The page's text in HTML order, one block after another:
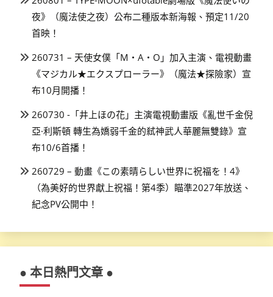
夜》（魔法使之夜）公布二種版本新海報、預定11/20
首映！
260731 – 天使女僕「M・A・O」加入主演、電視動畫
《マジカル★エクスプローラー》（魔法★探險家）宣
布10月開播！
260730 -「井上ほの花」主演電視動畫版《亂世千金倪
亞·利斯頓 轉生為嬌弱千金的弒神武人華麗無雙錄》宣
布10/6首播！
260729 – 動畫《この素晴らしい世界に祝福を！4》
（為美好的世界獻上祝福！第4季）瞄準2027年放送、
紀念PV公開中！
● 本日熱門文章 ●